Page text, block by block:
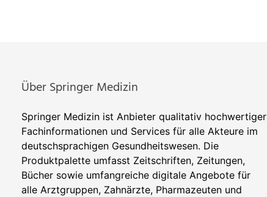
Über Springer Medizin
Springer Medizin ist Anbieter qualitativ hochwertiger
Fachinformationen und Services für alle Akteure im
deutschsprachigen Gesundheitswesen. Die
Produktpalette umfasst Zeitschriften, Zeitungen,
Bücher sowie umfangreiche digitale Angebote für
alle Arztgruppen, Zahnärzte, Pharmazeuten und